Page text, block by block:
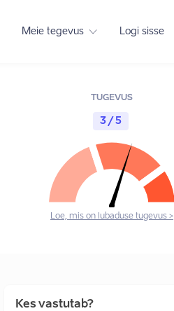
Meie tegevus Logi sisse
TUGEVUS
3 / 5
Loe, mis on lubaduse tugevus >
Kes vastutab?